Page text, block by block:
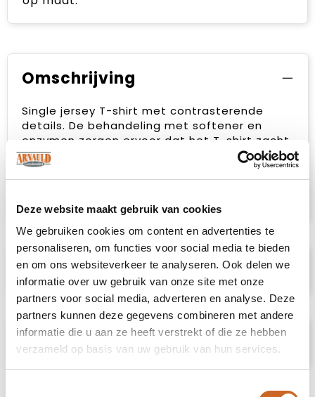
Deze website maakt gebruik van cookies
We gebruiken cookies om content en advertenties te
personaliseren, om functies voor social media te bieden
en om ons websiteverkeer te analyseren. Ook delen we
informatie over uw gebruik van onze site met onze
partners voor social media, adverteren en analyse. Deze
partners kunnen deze gegevens combineren met andere
informatie die u aan ze heeft verstrekt of die ze hebben
verzameld op basis van uw gebruik van hun services.
Omschrijving
Single jersey T-shirt met contrasterende
details. De behandeling met softener en
enzymen zorgen ervoor dat het T-shirt zacht
en glad aanvoelt. De contrasterende details
geven het T-shirt een subtiele doch
onderscheidende uitstraling die bij meerdere
Specificaties
Prijsspecificaties